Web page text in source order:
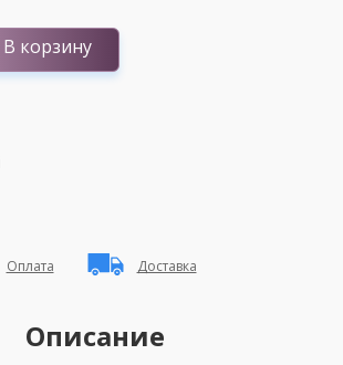
Оплата Доставка
Описание